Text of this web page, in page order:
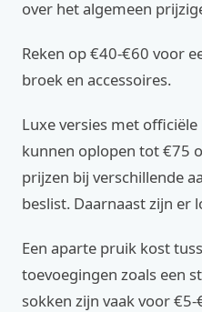
over het algemeen
Reken op €40-€60 voor
broek en accessoires.
Luxe versies met
kunnen oplopen tot €75
prijzen bij verschillende
beslist. Daarnaast zijn er
Een aparte pruik kost
toevoegingen zoals een
sokken zijn vaak voor